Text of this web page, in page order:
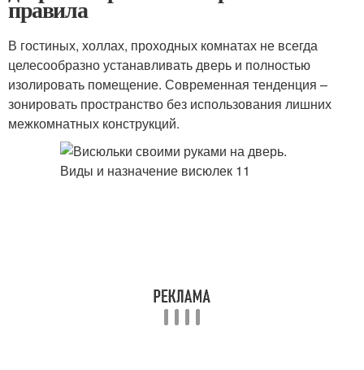
правила
В гостиных, холлах, проходных комнатах не всегда
целесообразно устанавливать дверь и полностью
изолировать помещение. Современная тенденция –
зонировать пространство без использования лишних
межкомнатных конструкций.